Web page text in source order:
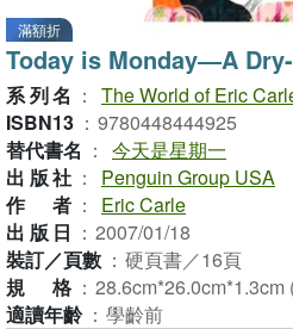
滿額折
Today is Monday―A
系列名 ： The World of Eric
ISBN13 ： 9780448444925
替代書名 ： 今天是星期一
出版社 ：
Penguin Group USA
作者 ：
Eric Carle
出版日 ： 2007/01/18
裝訂／頁數 ： 硬頁書／16頁
規格 ： 28.6cm*26.0cm*1.3cm
適讀年齡 ： 學齡前